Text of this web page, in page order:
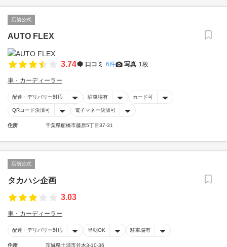
店舗公式
AUTO FLEX
3.74 口コミ 6件 写真 1枚
車・カーディーラー
配達・デリバリー対応 駐車場有 カード可
QRコード決済可 電子マネー決済可
住所 千葉県船橋市藤原5丁目37-31
店舗公式
タカハシ企画
3.03
車・カーディーラー
配達・デリバリー対応 早朝OK 駐車場有
住所
茨城県土浦市並木3-10-36